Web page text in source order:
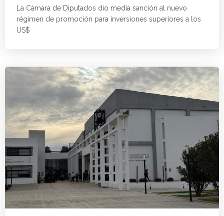
La Cámara de Diputados dio media sanción al nuevo
régimen de promoción para inversiones superiores a los
US$